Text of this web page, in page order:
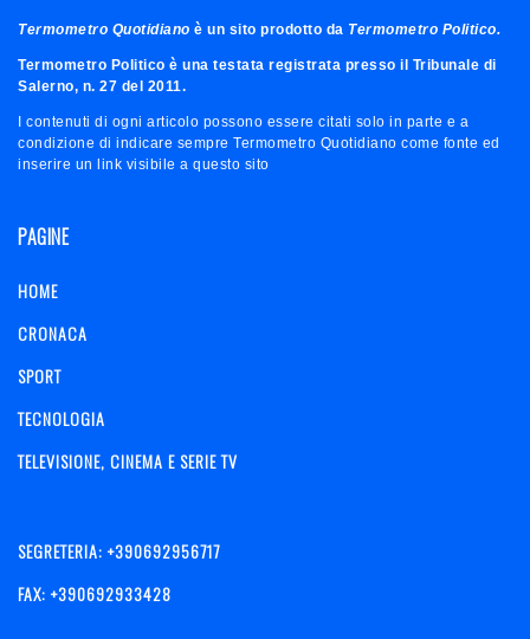
Termometro Quotidiano è un sito prodotto da Termometro Politico.
Termometro Politico è una testata registrata presso il Tribunale di
Salerno, n. 27 del 2011.
I contenuti di ogni articolo possono essere citati solo in parte e a
condizione di indicare sempre Termometro Quotidiano come fonte ed
inserire un link visibile a questo sito
PAGINE
HOME
CRONACA
SPORT
TECNOLOGIA
TELEVISIONE, CINEMA E SERIE TV
SEGRETERIA: +390692956717
FAX: +390692933428